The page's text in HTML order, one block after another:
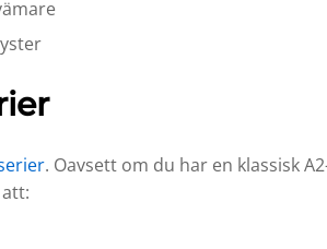
. Oavsett om du har en klassisk